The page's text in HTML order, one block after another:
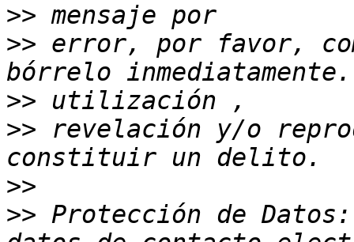
>>
>> error, por favor,
>>
>> revelación y/o
>>
>> Protección de